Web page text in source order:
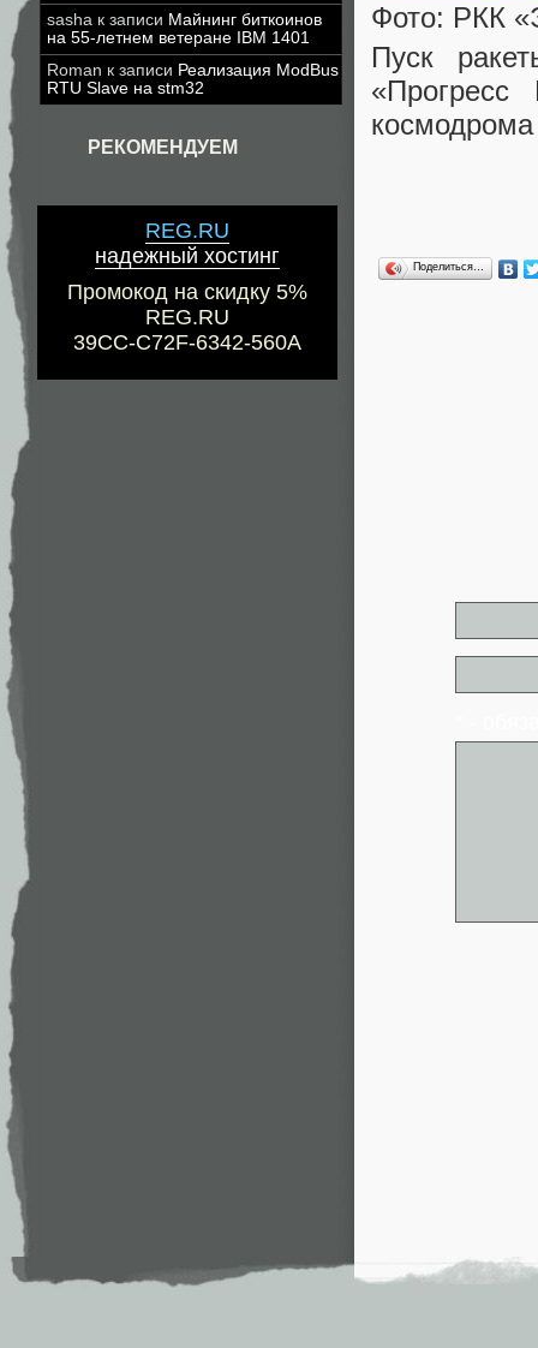
sasha к записи Майнинг биткоинов
на 55-летнем ветеране IBM 1401
Roman к записи Реализация ModBus
RTU Slave на stm32
РЕКОМЕНДУЕМ
REG.RU
надежный хостинг
Промокод на скидку 5%
REG.RU
39CC-C72F-6342-560A
Фото: РКК
Пуск
Поделиться…